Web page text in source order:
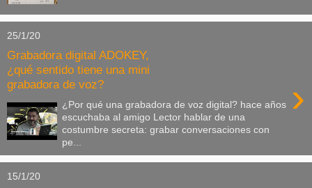
25/1/20
Grabadora digital ADOKEY,
¿qué sentido tiene una mini
grabadora de voz?
›
¿Por qué una grabadora de voz digital? hace años
escuchaba al amigo Lector hablar de una
costumbre secreta: grabar conversaciones con
pe...
15/1/20